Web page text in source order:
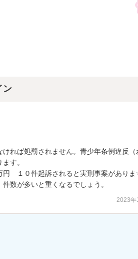
ン
れば処罰されません。青少年条例違反
す。
　１０件起訴されると実刑事案がありま
数が多いと重くなるでしょう。
2023年